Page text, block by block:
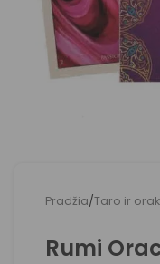
Pradžia/Taro ir
Rumi